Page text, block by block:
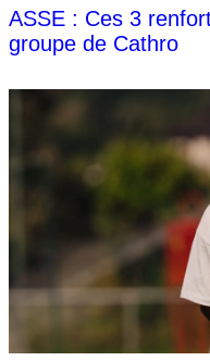
ASSE : Ces 3
groupe de Cathro